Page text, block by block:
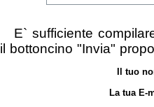
E` sufficiente
il bottoncino "Invia"
Il tuo
La tua E-